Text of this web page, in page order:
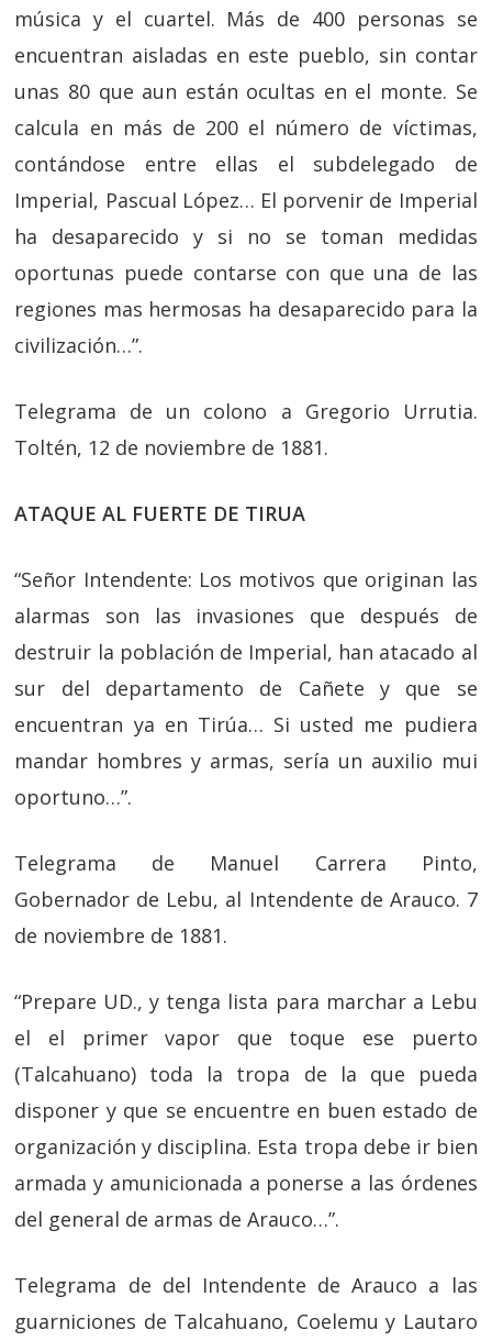
música y el cuartel. Más de 400 personas se
encuentran aisladas en este pueblo, sin contar
unas 80 que aun están ocultas en el monte. Se
calcula en más de 200 el número de víctimas,
contándose entre ellas el subdelegado de
Imperial, Pascual López… El porvenir de Imperial
ha desaparecido y si no se toman medidas
oportunas puede contarse con que una de las
regiones mas hermosas ha desaparecido para la
civilización…”.
Telegrama de un colono a Gregorio Urrutia.
Toltén, 12 de noviembre de 1881.
ATAQUE AL FUERTE DE TIRUA
“Señor Intendente: Los motivos que originan las
alarmas son las invasiones que después de
destruir la población de Imperial, han atacado al
sur del departamento de Cañete y que se
encuentran ya en Tirúa… Si usted me pudiera
mandar hombres y armas, sería un auxilio mui
oportuno…”.
Telegrama de Manuel Carrera Pinto,
Gobernador de Lebu, al Intendente de Arauco. 7
de noviembre de 1881.
“Prepare UD., y tenga lista para marchar a Lebu
el el primer vapor que toque ese puerto
(Talcahuano) toda la tropa de la que pueda
disponer y que se encuentre en buen estado de
organización y disciplina. Esta tropa debe ir bien
armada y amunicionada a ponerse a las órdenes
del general de armas de Arauco…”.
Telegrama de del Intendente de Arauco a las
guarniciones de Talcahuano, Coelemu y Lautaro